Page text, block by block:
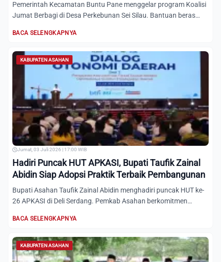
Pemerintah Kecamatan Buntu Pane menggelar program Koalisi
Jumat Berbagi di Desa Perkebunan Sei Silau. Bantuan beras
BACA SELENGKAPNYA
KABUPATEN ASAHAN
Jumat, 03 Juli 2026 | 17:00 WIB
Hadiri Puncak HUT APKASI, Bupati Taufik Zainal
Abidin Siap Adopsi Praktik Terbaik Pembangunan
Bupati Asahan Taufik Zainal Abidin menghadiri puncak HUT ke-
26 APKASI di Deli Serdang. Pemkab Asahan berkomitmen
BACA SELENGKAPNYA
KABUPATEN ASAHAN